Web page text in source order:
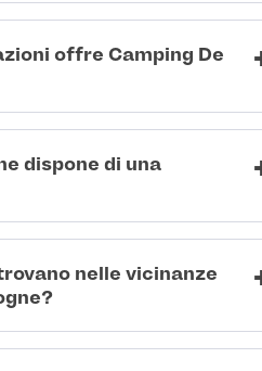
offre Camping De
dispone di una
nelle vicinanze